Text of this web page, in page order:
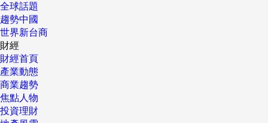
全球話題
趨勢中國
世界新台商
財經
財經首頁
產業動態
商業趨勢
焦點人物
投資理財